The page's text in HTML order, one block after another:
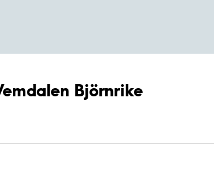
Björnrike